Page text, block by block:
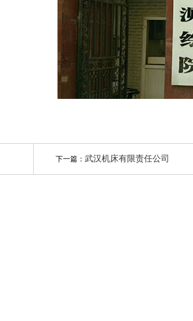
下一篇： 武汉机床有限责任公司